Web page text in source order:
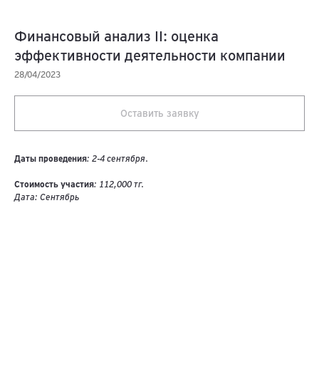
Финансовый анализ II: оценка
эффективности деятельности компании
28/04/2023
Оставить заявку
Даты проведения: 2-4 сентября.
Стоимость участия: 112,000 тг.
Дата: Сентябрь